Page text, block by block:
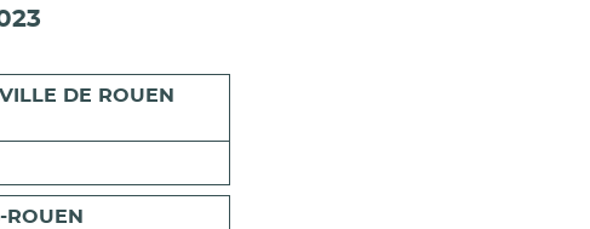
DE ROUEN
ROUEN